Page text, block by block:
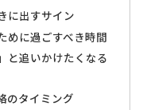
に出すサイン
めに過ごすべき時間
と追いかけたくなる
のタイミング